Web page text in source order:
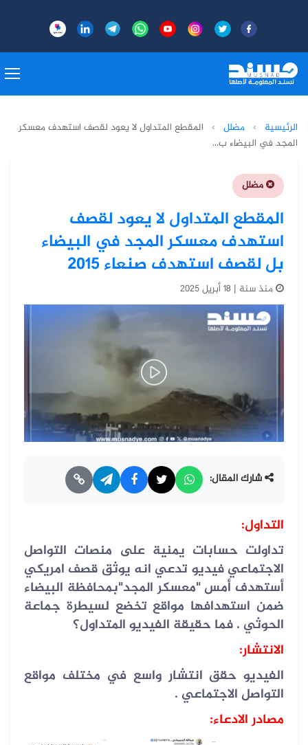
الرئيسية › مضلل › المقطع المتداول لا يعود لقصف استهدف معسكر
المجد في البيضاء ب...
مضلل
المقطع المتداول لا يعود لقصف
استهدف معسكر المجد في البيضاء
بل لقصف استهدف صنعاء 2015
منذ سنة | 18 أبريل 2025
شارك المقال:
التداول:
تداولت حسابات يمنية على منصات التواصل
الاجتماعي فيديو تدعي انه يوثق قصف امريكي
أستهدف أمس "معسكر المجد"بمحافظة البيضاء
ضمن استهدافها مواقع تخضع لسيطرة جماعة
الحوثي . فما حقيقة الفيديو المتداول؟
الانتشار:
الفيديو حقق انتشار واسع في مختلف مواقع
التواصل الاجتماعي .
مصادر الادعاء: